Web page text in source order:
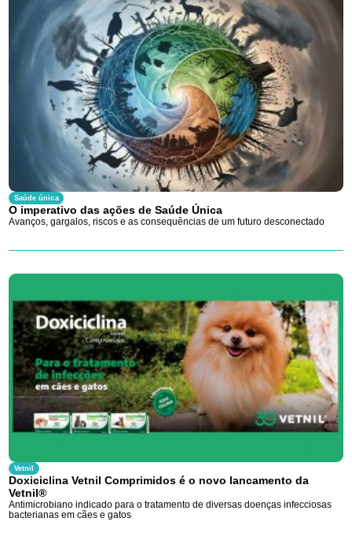
Saúde única
O imperativo das ações de Saúde Única
Avanços, gargalos, riscos e as consequências de um futuro desconectado
Vetnil
Doxiciclina Vetnil Comprimidos é o novo lancamento da
Vetnil®
Antimicrobiano indicado para o tratamento de diversas doenças infecciosas
bacterianas em cães e gatos